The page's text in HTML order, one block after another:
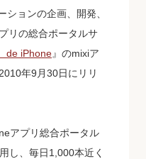
ションの企画、開発、
リの総合ポータルサ
de iPhone』のmixiア
年9月30日にリリ
アプリ総合ポータル
し、毎日1,000本近く